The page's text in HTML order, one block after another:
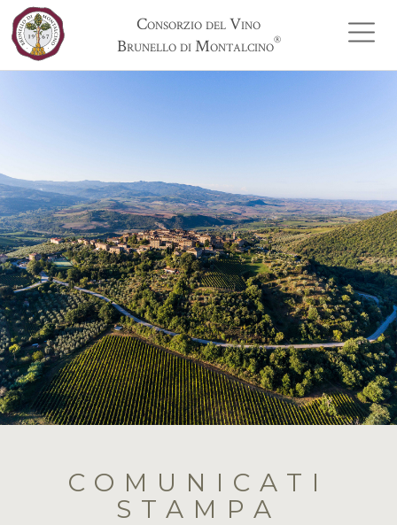
Consorzio del Vino
Brunello di Montalcino®
COMUNICATI
STAMPA